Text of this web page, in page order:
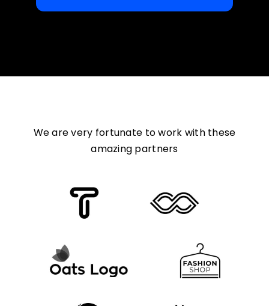
We are very fortunate to work with these
amazing partners